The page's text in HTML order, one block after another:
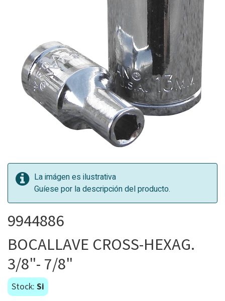
La imágen es ilustrativa
Guíese por la descripción del producto.
9944886
BOCALLAVE CROSS-HEXAG.
3/8"- 7/8"
Stock: Si